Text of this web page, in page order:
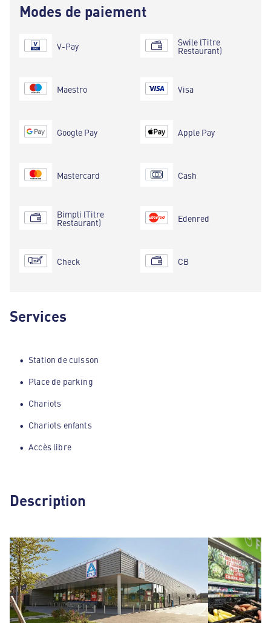
Modes de paiement
V-Pay
Maestro
Google Pay
Mastercard
Bimpli (Titre
Restaurant)
Check
Swile (Titre
Restaurant)
Visa
Apple Pay
Cash
Edenred
CB
Services
Station de cuisson
Place de parking
Chariots
Chariots enfants
Accès libre
Description